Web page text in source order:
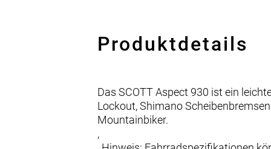
Produktdetails
Das SCOTT Aspect 930 ist ein
Lockout, Shimano
Mountainbiker.
,